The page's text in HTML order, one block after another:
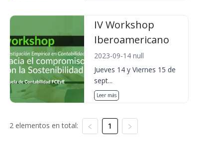
IV Workshop
Iberoamericano
2023-09-14 null
Jueves 14 y Viernes 15 de
sept...
Leer más
2 elementos en total: 1